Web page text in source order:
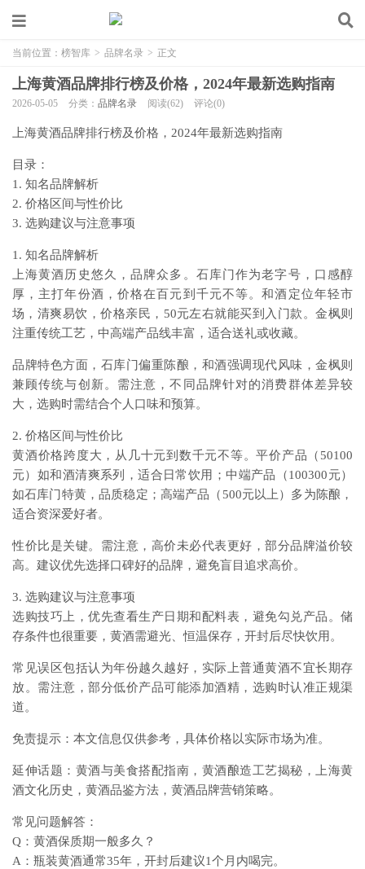
当前位置： 榜智库 > 品牌名录 > 正文
上海黄酒品牌排行榜及价格，2024年最新选购指南
2026-05-05 分类： 品牌名录 阅读(62) 评论(0)
上海黄酒品牌排行榜及价格，2024年最新选购指南
目录：
1. 知名品牌解析
2. 价格区间与性价比
3. 选购建议与注意事项
1. 知名品牌解析
上海黄酒历史悠久，品牌众多。石库门作为老字号，口感醇
厚，主打年份酒，价格在百元到千元不等。和酒定位年轻市
场，清爽易饮，价格亲民，50元左右就能买到入门款。金枫则
注重传统工艺，中高端产品线丰富，适合送礼或收藏。
品牌特色方面，石库门偏重陈酿，和酒强调现代风味，金枫则
兼顾传统与创新。需注意，不同品牌针对的消费群体差异较
大，选购时需结合个人口味和预算。
2. 价格区间与性价比
黄酒价格跨度大，从几十元到数千元不等。平价产品（50100
元）如和酒清爽系列，适合日常饮用；中端产品（100300元）
如石库门特黄，品质稳定；高端产品（500元以上）多为陈酿，
适合资深爱好者。
性价比是关键。需注意，高价未必代表更好，部分品牌溢价较
高。建议优先选择口碑好的品牌，避免盲目追求高价。
3. 选购建议与注意事项
选购技巧上，优先查看生产日期和配料表，避免勾兑产品。储
存条件也很重要，黄酒需避光、恒温保存，开封后尽快饮用。
常见误区包括认为年份越久越好，实际上普通黄酒不宜长期存
放。需注意，部分低价产品可能添加酒精，选购时认准正规渠
道。
免责提示：本文信息仅供参考，具体价格以实际市场为准。
延伸话题：黄酒与美食搭配指南，黄酒酿造工艺揭秘，上海黄
酒文化历史，黄酒品鉴方法，黄酒品牌营销策略。
常见问题解答：
Q：黄酒保质期一般多久？
A：瓶装黄酒通常35年，开封后建议1个月内喝完。